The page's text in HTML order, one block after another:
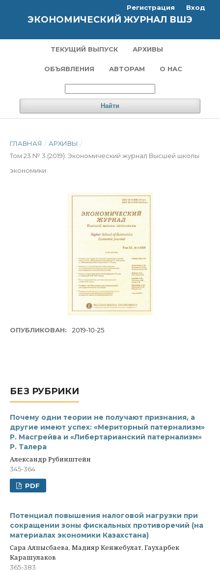
ЭКОНОМИЧЕСКИЙ ЖУРНАЛ ВШЭ
ТЕКУЩИЙ ВЫПУСК АРХИВЫ
ОБЪЯВЛЕНИЯ АВТОРАМ О НАС
Найти
Регистрация Вход
ГЛАВНАЯ / АРХИВЫ /
Том 23 № 3 (2019): Экономический журнал Высшей школы
экономики
ОПУБЛИКОВАН: 2019-10-25
БЕЗ РУБРИКИ
Почему одни теории не получают признания, а
другие имеют успех: «Мериторный патернализм»
Р. Масгрейва и «Либертарианский патернализм»
Р. Талера
Александр Рубинштейн
345-364
PDF
Потенциал повышения налоговой нагрузки при
сокращении зоны фискальных противоречий (на
материалах экономики Казахстана)
Сара Алпысбаева, Мадияр Кенжебулат, Гаухарбек
Карашулаков
365-383